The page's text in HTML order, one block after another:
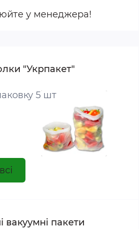
у менеджера!
"Укрпакет"
5 шт
вакуумні пакети